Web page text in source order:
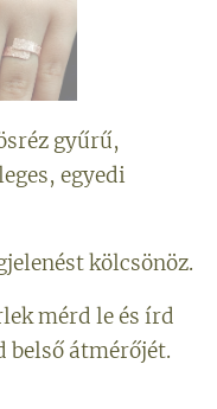
gyűrű,
egyedi
kölcsönöz.
mérd le és írd
belső átmérőjét.